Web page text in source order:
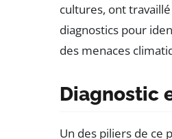
cultures, ont
diagnostics pour
des menaces
Diagnostic
Un des piliers de ce